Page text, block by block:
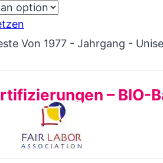
Von 1977 - Jahrgang -
– BIO-